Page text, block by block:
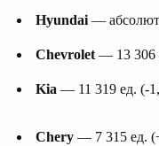
Hyundai —
Chevrolet — 13 306
Kia — 11 319 ед. (-
Chery — 7 315 ед.